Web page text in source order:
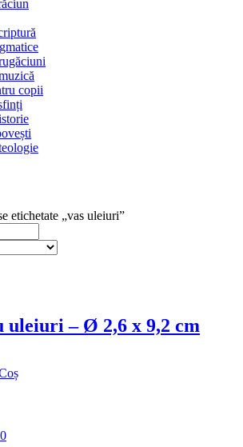
copii
etichetate „vas uleiuri”
uleiuri – Ø 2,6 x 9,2 cm